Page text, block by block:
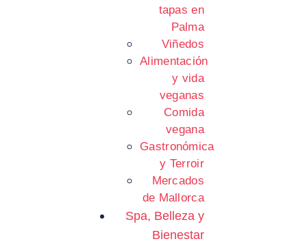
tapas en
Palma
Viñedos
Alimentación
y vida
veganas
Comida
vegana
Gastronómica
y Terroir
Mercados
de Mallorca
Spa, Belleza y
Bienestar